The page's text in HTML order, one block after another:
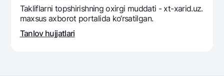
Takliflarni topshirishning oxirgi muddati - xt-xarid.uz.
maxsus axborot portalida ko‘rsatilgan.
Tanlov hujjatlari